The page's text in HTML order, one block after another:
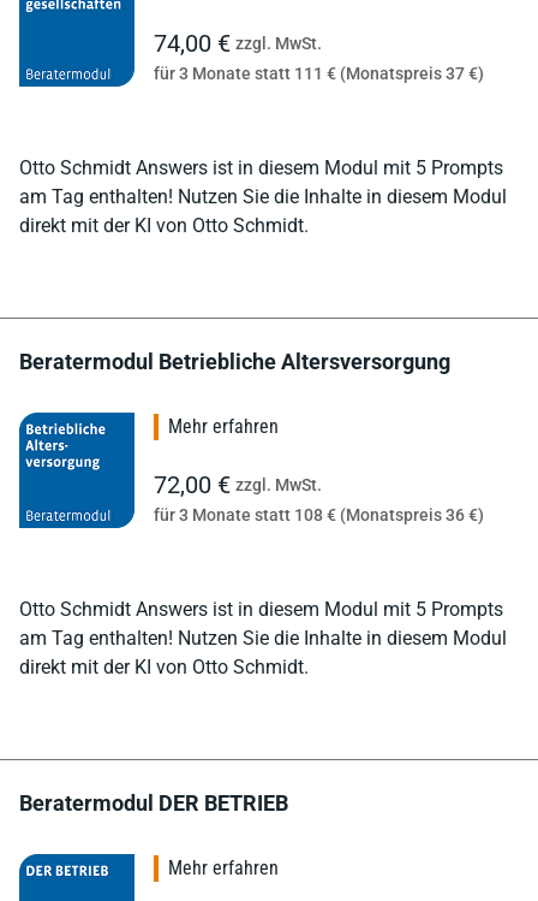
Otto Schmidt Answers ist in diesem Modul mit 5 Prompts
am Tag enthalten! Nutzen Sie die Inhalte in diesem Modul
direkt mit der KI von Otto Schmidt.
74,00 € zzgl. MwSt.
für 3 Monate statt 111 € (Monatspreis 37 €)
Beratermodul Betriebliche Altersversorgung
Otto Schmidt Answers ist in diesem Modul mit 5 Prompts
am Tag enthalten! Nutzen Sie die Inhalte in diesem Modul
direkt mit der KI von Otto Schmidt.
Mehr erfahren
72,00 € zzgl. MwSt.
für 3 Monate statt 108 € (Monatspreis 36 €)
Beratermodul DER BETRIEB
Mehr erfahren